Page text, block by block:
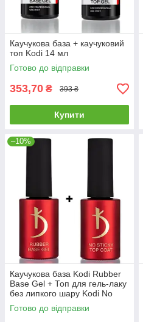
Каучукова база + каучуковий
топ Kodi 14 мл
Готово до відправки
353,70 ₴ 393 ₴
Купити
–10%
Каучукова база Kodi Rubber
Base Gel + Топ для гель-лаку
без липкого шару Kodi No
Sticky Top Coat, 7 мл
Готово до відправки